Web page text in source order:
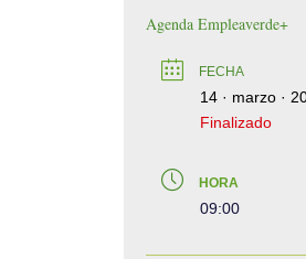
Agenda Empleaverde+
FECHA
14 · marzo ·
Finalizado
HORA
09:00